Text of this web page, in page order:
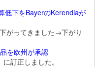
低下をBayerのKerendiaが
がってきました→下がり
を欧州が承認
訂正しました。